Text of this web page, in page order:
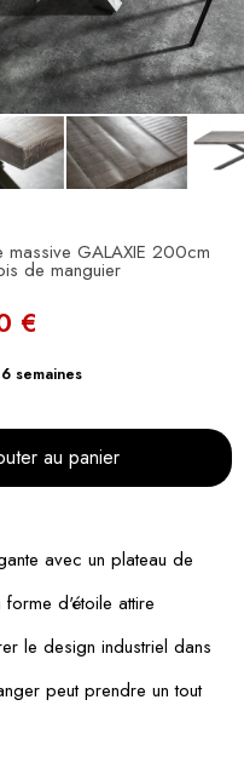
GALAXIE 200cm
de manguier
€
semaines
au panier
avec un plateau de
forme d'étoile attire
le design industriel dans
peut prendre un tout